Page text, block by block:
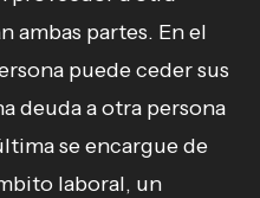
ambas partes. En el
puede ceder sus
deuda a otra persona
se encargue de
laboral, un